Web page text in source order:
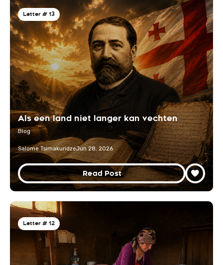
Letter # 13
Als een land niet langer kan vechten
Blog
Salome TsimakuridzeJun 28, 2026
Read Post
Letter # 12